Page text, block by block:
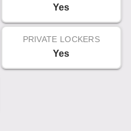
Yes
PRIVATE LOCKERS
Yes